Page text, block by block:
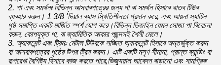
2. পা এবং সমর্থনঃ বিভিন্ন আসবাবপত্রের জন্য পা বা সমর্থন হিসাবে ধাতব টিউব
ব্যবহার করুন। 1 3/8 'দিয়াল ব্যাস স্থিতিশীলতা প্রদান করে, এবং আয়না স্যাটিন
পৃষ্ঠ সমাপ্তি একটি মার্জিত স্পর্শ যোগ করে।বিভিন্ন ডিজাইন যেমন সোজা পা বিবেচনা
করুন, কোপযুক্ত পা, বা জ্যামিতিক আকার পছন্দসই শৈলী মেলে।
3. অ্যাকসেন্ট এবং ট্রিমঃ মেটাল টিউবকে সজ্জিত অ্যাকসেন্ট হিসাবে অন্তর্ভুক্ত করুন
বা আসবাবপত্রের পৃষ্ঠের উপর ট্রিম করুন। এটি একটি মসৃণ সীমানা, প্রান্ত ব্যান্ডিং বা
রূপরেখা বৈশিষ্ট্য হিসাবে কাজ করতে পারে,ভিজ্যুয়াল আবেদন বাড়ানো এবং সামগ্রিক